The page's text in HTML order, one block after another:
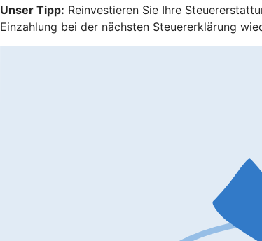
Unser Tipp: Reinvestieren Sie Ihre
Einzahlung bei der nächsten Steuererklärung